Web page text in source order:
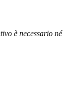
è necessario né